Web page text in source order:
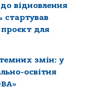
відновлення
стартував
для
змін: у
освітня